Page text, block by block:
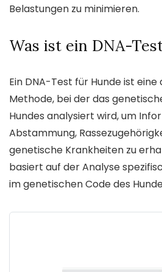
Belastungen zu minimieren.
Was ist ein DNA-
Ein DNA-Test für Hunde ist
Methode, bei der das
Hundes analysiert wird, um
Abstammung,
genetische Krankheiten zu
basiert auf der Analyse
im genetischen Code des